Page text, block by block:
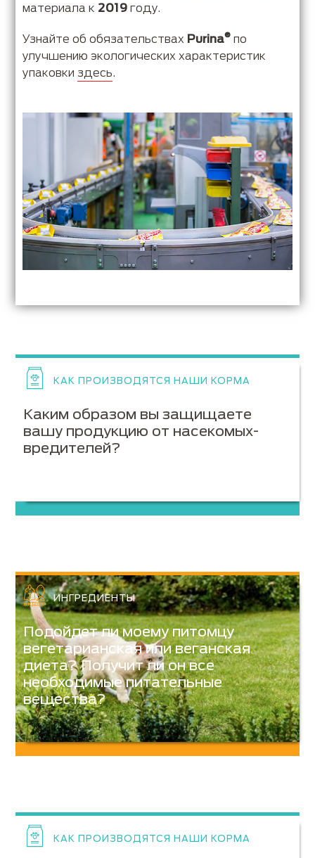
материала к 2019 году.
Узнайте об обязательствах Purina® по
улучшению экологических характеристик
упаковки здесь.
КАК ПРОИЗВОДЯТСЯ НАШИ КОРМА
Каким образом вы защищаете
вашу продукцию от насекомых-
вредителей?
ИНГРЕДИЕНТЫ
Подойдет ли моему питомцу
вегетарианская или веганская
диета? Получит ли он все
необходимые питательные
вещества?
КАК ПРОИЗВОДЯТСЯ НАШИ КОРМА